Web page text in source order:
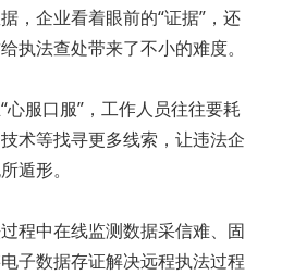
，企业看着眼前的“证据”，还
执法查处带来了不小的难度。
服口服”，工作人员往往要耗
术等找寻更多线索，让违法企
遁形。
程中在线监测数据采信难、固
子数据存证解决远程执法过程